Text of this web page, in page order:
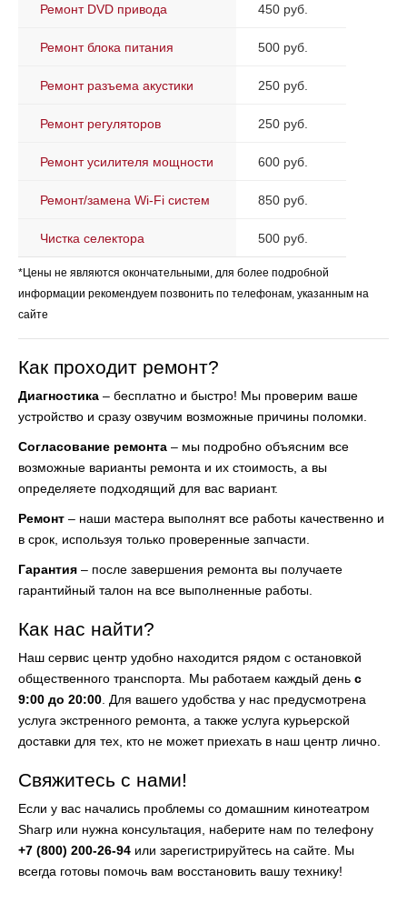
Ремонт DVD привода 450 руб.
Ремонт блока питания 500 руб.
Ремонт разъема акустики 250 руб.
Ремонт регуляторов 250 руб.
Ремонт усилителя мощности 600 руб.
Ремонт/замена Wi-Fi систем 850 руб.
Чистка селектора 500 руб.
*Цены не являются окончательными, для более подробной
информации рекомендуем позвонить по телефонам, указанным на
сайте
Как проходит ремонт?
Диагностика – бесплатно и быстро! Мы проверим ваше
устройство и сразу озвучим возможные причины поломки.
Согласование ремонта – мы подробно объясним все
возможные варианты ремонта и их стоимость, а вы
определяете подходящий для вас вариант.
Ремонт – наши мастера выполнят все работы качественно и
в срок, используя только проверенные запчасти.
Гарантия – после завершения ремонта вы получаете
гарантийный талон на все выполненные работы.
Как нас найти?
Наш сервис центр удобно находится рядом с остановкой
общественного транспорта. Мы работаем каждый день с
9:00 до 20:00 . Для вашего удобства у нас предусмотрена
услуга экстренного ремонта, а также услуга курьерской
доставки для тех, кто не может приехать в наш центр лично.
Свяжитесь с нами!
Если у вас начались проблемы со домашним кинотеатром
Sharp или нужна консультация, наберите нам по телефону
+7 (800) 200-26-94 или зарегистрируйтесь на сайте. Мы
всегда готовы помочь вам восстановить вашу технику!